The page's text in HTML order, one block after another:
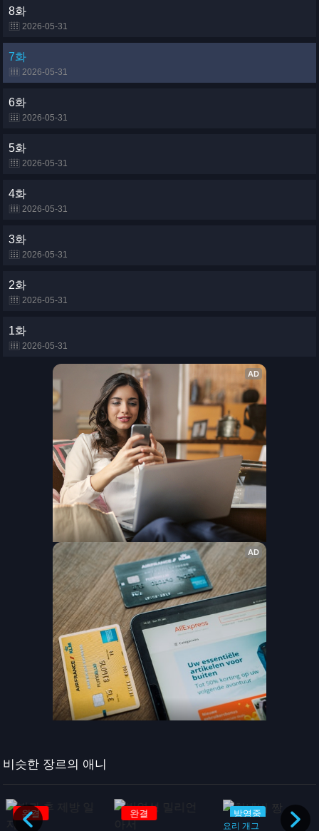
8화
2026-05-31
7화
2026-05-31
6화
2026-05-31
5화
2026-05-31
4화
2026-05-31
3화
2026-05-31
2화
2026-05-31
1화
2026-05-31
비슷한 장르의 애니
완결 완결 방영중
요리 개그